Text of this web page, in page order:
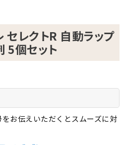
セレクトR 自動ラップ
5個セット
をお伝えいただくとスムーズに対